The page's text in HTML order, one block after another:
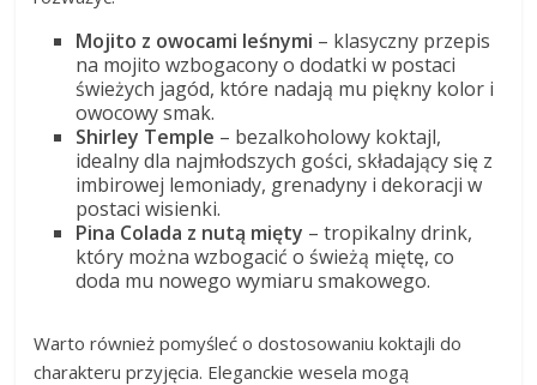
Mojito z owocami leśnymi – klasyczny przepis
na mojito wzbogacony o dodatki w postaci
świeżych jagód, które nadają mu piękny kolor i
owocowy smak.
Shirley Temple – bezalkoholowy koktajl,
idealny dla najmłodszych gości, składający się z
imbirowej lemoniady, grenadyny i dekoracji w
postaci wisienki.
Pina Colada z nutą mięty – tropikalny drink,
który można wzbogacić o świeżą miętę, co
doda mu nowego wymiaru smakowego.
Warto również pomyśleć o dostosowaniu koktajli do
charakteru przyjęcia. Eleganckie wesela mogą